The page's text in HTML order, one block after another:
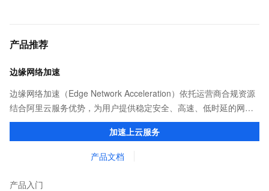
产品推荐
边缘网络加速
边缘网络加速（Edge Network Acceleration）依托运营商合规资源
结合阿里云服务优势，为用户提供稳定安全、高速、低时延的网络
传输，解决客户不同站点的连接、组网、数据安全传输、业务质量
加速上云服务
产品文档
产品入门